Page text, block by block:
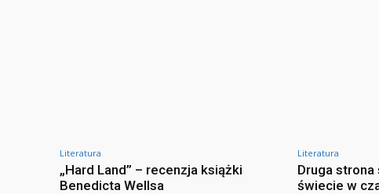
Literatura
„Hard Land” – recenzja książki
Benedicta Wellsa
Literatura
Druga
świecie w